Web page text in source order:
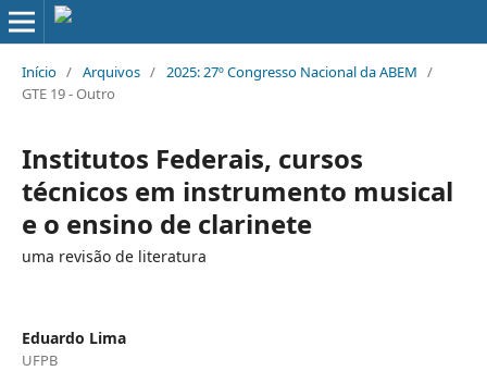
Início / Arquivos / 2025: 27º Congresso Nacional da ABEM /
GTE 19 - Outro
Institutos Federais, cursos
técnicos em instrumento musical
e o ensino de clarinete
uma revisão de literatura
Eduardo Lima
UFPB